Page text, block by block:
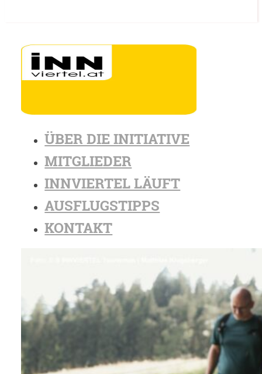
ÜBER DIE INITIATIVE
MITGLIEDER
INNVIERTEL LÄUFT
AUSFLUGSTIPPS
KONTAKT